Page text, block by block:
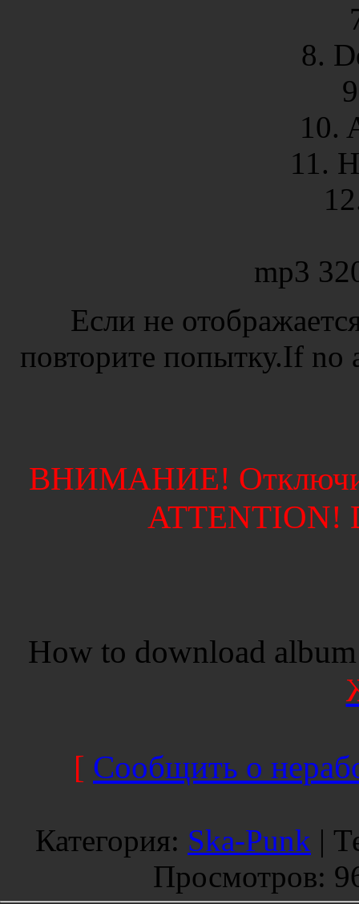
8.
10.
11.
mp3
Если не
повторите попытку.If
ВНИМАНИЕ!
ATTENTION!
How to download
[ Сообщить о
Категория: Ska-Punk |
Просмотров: